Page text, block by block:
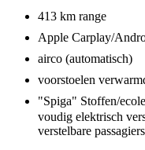
413 km range
Apple Carplay/
airco (automatisch)
voorstoelen
"Spiga" Stoffen/
voudig elektrisch
verstelbare